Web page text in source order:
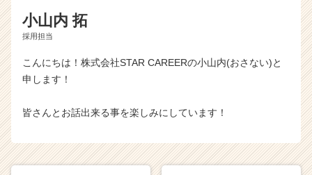
小山内 拓
採用担当
こんにちは！株式会社STAR CAREERの小山内(おさない)と
申します！
皆さんとお話出来る事を楽しみにしています！